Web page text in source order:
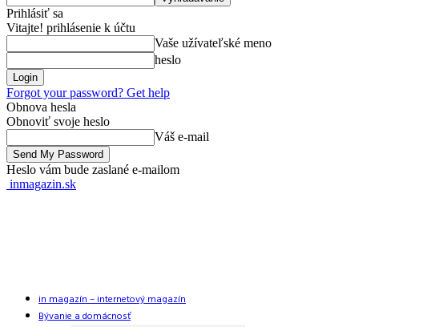
Prihlásiť sa
Vitajte! prihlásenie k účtu
Vaše užívateľské meno
heslo
Forgot your password? Get help
Obnova hesla
Obnoviť svoje heslo
Váš e-mail
Heslo vám bude zaslané e-mailom
inmagazin.sk
in magazín – internetový magazín
Bývanie a domácnosť